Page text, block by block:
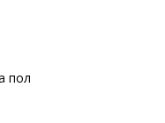
пол